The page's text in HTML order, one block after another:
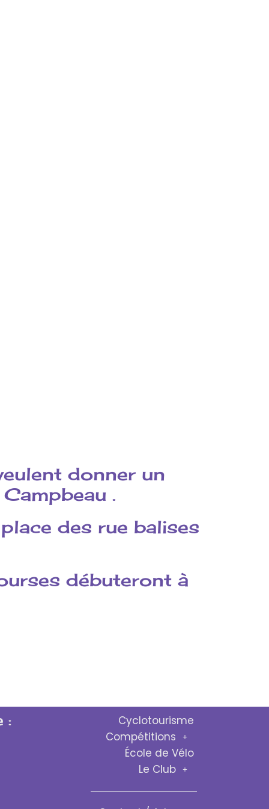
donner un
.
des rue balises
débuteront à
:
Cyclotourisme
Compétitions
École de Vélo
Le Club